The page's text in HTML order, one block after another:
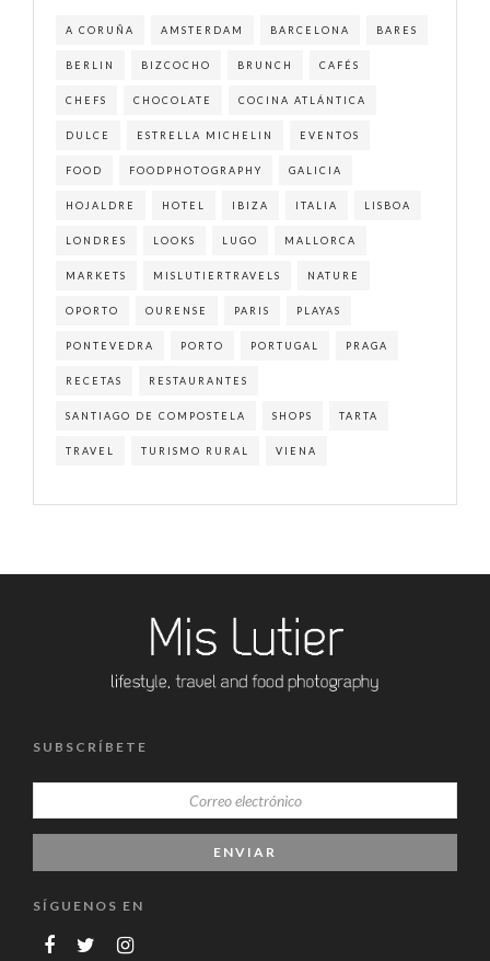
A CORUÑA AMSTERDAM BARCELONA BARES
BERLIN BIZCOCHO BRUNCH CAFÉS
CHEFS CHOCOLATE COCINA ATLÁNTICA
DULCE ESTRELLA MICHELIN EVENTOS
FOOD FOODPHOTOGRAPHY GALICIA
HOJALDRE HOTEL IBIZA ITALIA LISBOA
LONDRES LOOKS LUGO MALLORCA
MARKETS MISLUTIERTRAVELS NATURE
OPORTO OURENSE PARIS PLAYAS
PONTEVEDRA PORTO PORTUGAL PRAGA
RECETAS RESTAURANTES
SANTIAGO DE COMPOSTELA SHOPS TARTA
TRAVEL TURISMO RURAL VIENA
SUBSCRÍBETE
SÍGUENOS EN